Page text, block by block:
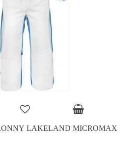
LAKELAND MICROMAX